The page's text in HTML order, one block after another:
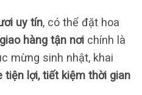
uy tín, có thể đặt hoa
hàng tận nơi chính là
mừng sinh nhật, khai
tiện lợi, tiết kiệm thời gian